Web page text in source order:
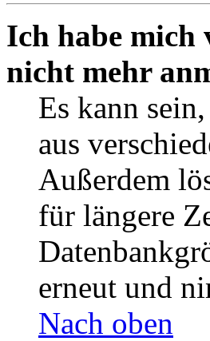
Ich habe mich
nicht mehr
Es kann
aus
Außerdem
für längere
erneut und
Nach oben